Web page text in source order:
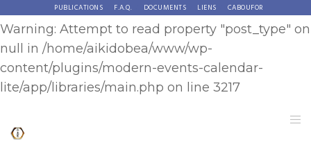
Warning: Attempt to read property "post_type" on
null in /home/aikidobea/www/wp-
content/plugins/modern-events-calendar-
lite/app/libraries/main.php on line 3217
PUBLICATIONS F.A.Q. DOCUMENTS LIENS CABOUFOR